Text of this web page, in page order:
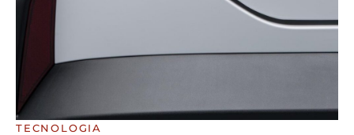
TECNOLOGIA